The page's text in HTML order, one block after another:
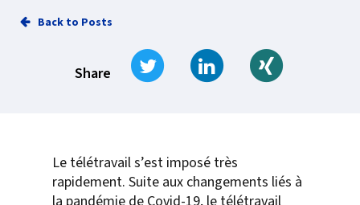
Back to Posts
Share
Tweet Share on LinkedIn
Le télétravail s’est imposé très
rapidement. Suite aux changements liés à